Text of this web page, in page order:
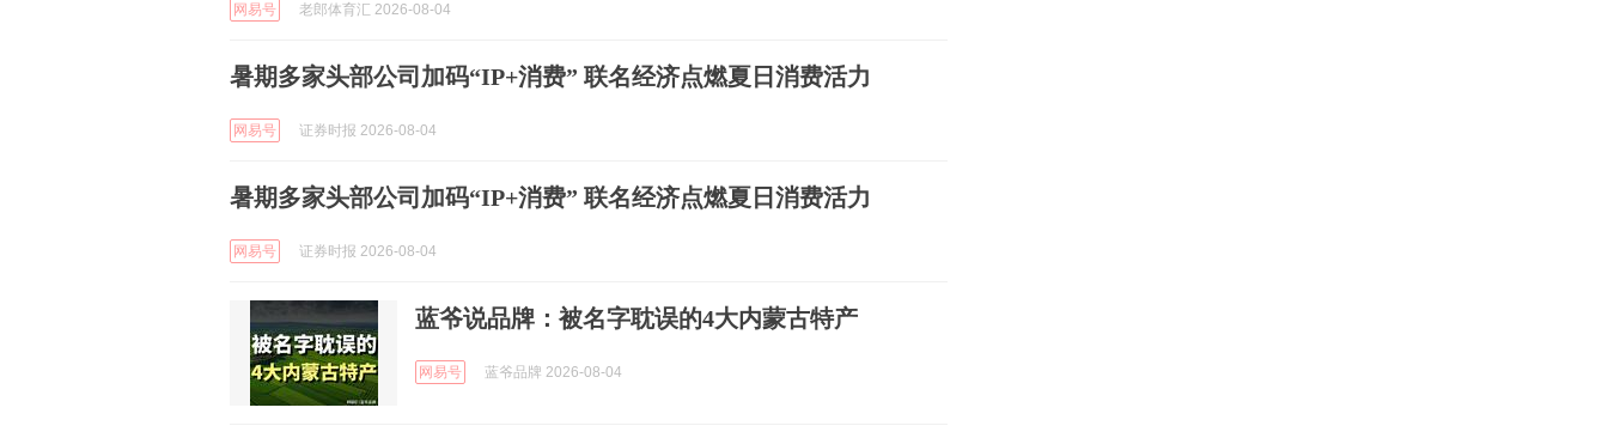
网易号 老郎体育汇 2026-08-04
暑期多家头部公司加码“IP+消费” 联名经济点燃夏日消费活力
网易号 证券时报 2026-08-04
暑期多家头部公司加码“IP+消费” 联名经济点燃夏日消费活力
网易号 证券时报 2026-08-04
蓝爷说品牌：被名字耽误的4大内蒙古特产
网易号 蓝爷品牌 2026-08-04